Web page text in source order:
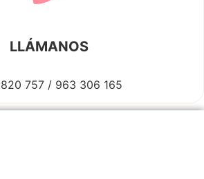
LLÁMANOS
757 / 963 306 165